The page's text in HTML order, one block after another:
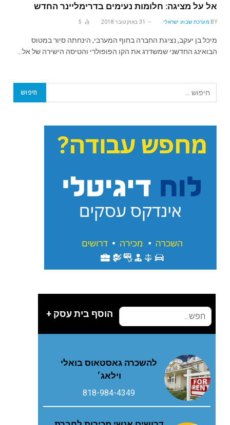
אל על מציגה: חלומות נעימים בדרימליינר החדש
BY מערכת שבוע ישראלי 31 באוקטובר 2018 5
מיכל בן יעקב, נציגת החברה בחוף המערבי, הינחתה סיור במטוס
הבואינג החדשני שמשדרג את הקו הפופולרי והטיסה הישירה של אל…
הוסף בית עסק +
להשכרה גאסטאוס בואלי
וילאג׳
818-984-4349